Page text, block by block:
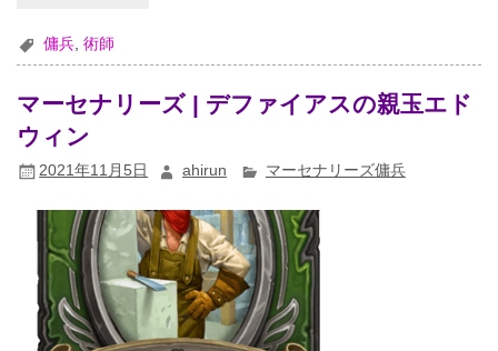
傭兵 ,術師
マーセナリーズ | デファイアスの親玉エド
ウィン
2021年11月5日 ahirun マーセナリーズ傭兵